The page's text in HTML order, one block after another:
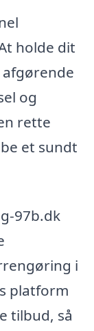
holde dit
og
rette
et sundt
97b.dk
i
platform
tilbud, så